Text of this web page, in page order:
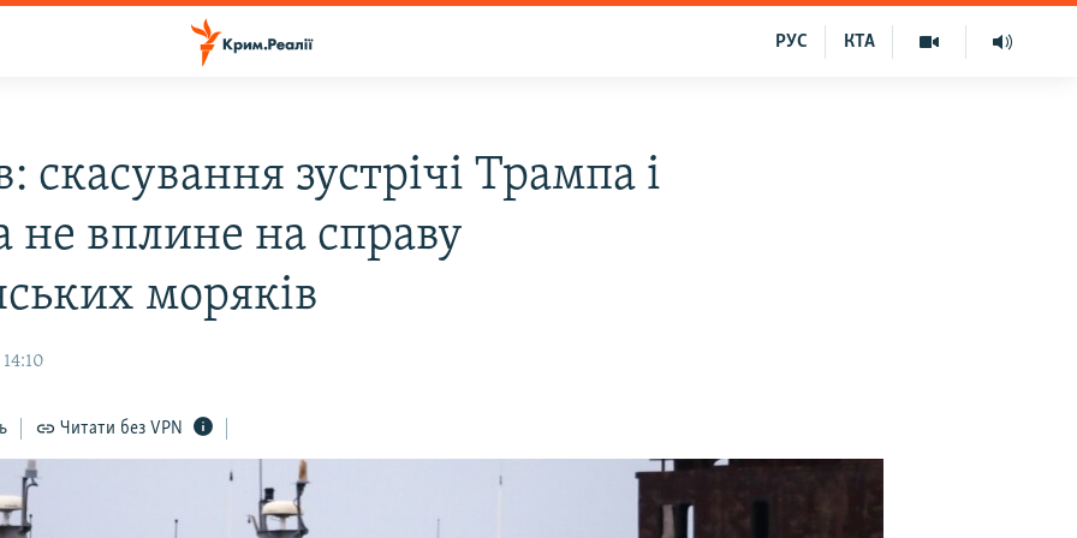
КТА
РУС
скасування зустрічі Трампа і
не вплине на справу
моряків
Читати без VPN